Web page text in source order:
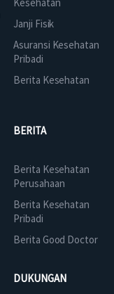
Janji Fisik
Asuransi Kesehatan
Pribadi
Berita Kesehatan
BERITA
Berita Kesehatan
Perusahaan
Berita Kesehatan
Pribadi
Berita Good Doctor
DUKUNGAN